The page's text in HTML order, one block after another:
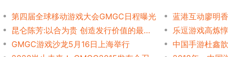
第四届全球移动游戏大会GMGC日程曝光
昆仑陈芳:以合为贵 创造发行价值的最大化
GMGC游戏沙龙5月16日上海举行